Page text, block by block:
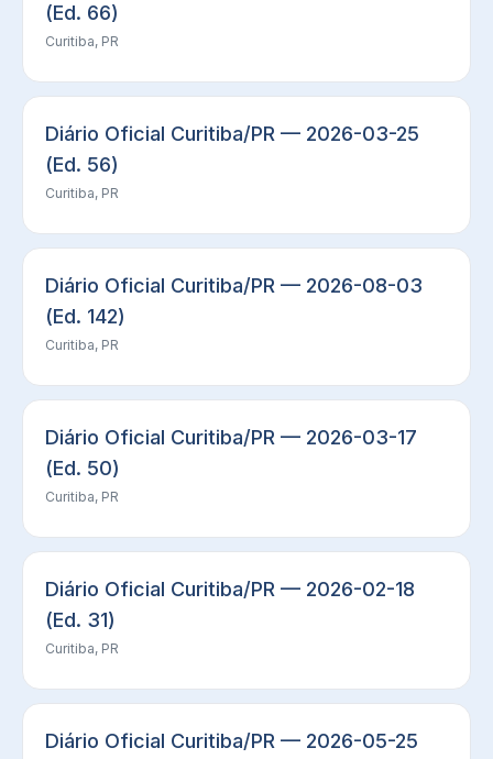
(Ed. 66)
Curitiba, PR
Diário Oficial Curitiba/PR — 2026-03-25
(Ed. 56)
Curitiba, PR
Diário Oficial Curitiba/PR — 2026-08-03
(Ed. 142)
Curitiba, PR
Diário Oficial Curitiba/PR — 2026-03-17
(Ed. 50)
Curitiba, PR
Diário Oficial Curitiba/PR — 2026-02-18
(Ed. 31)
Curitiba, PR
Diário Oficial Curitiba/PR — 2026-05-25